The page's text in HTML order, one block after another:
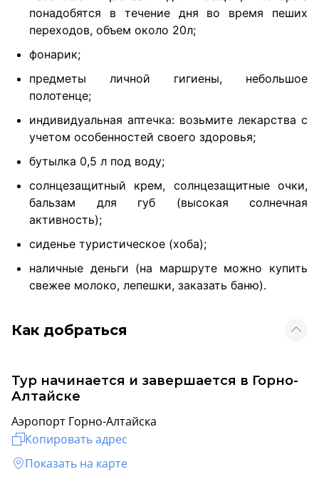
понадобятся в течение дня во время пеших
переходов, объем около 20л;
фонарик;
предметы личной гигиены, небольшое
полотенце;
индивидуальная аптечка: возьмите лекарства с
учетом особенностей своего здоровья;
бутылка 0,5 л под воду;
солнцезащитный крем, солнцезащитные очки,
бальзам для губ (высокая солнечная
активность);
сиденье туристическое (хоба);
наличные деньги (на маршруте можно купить
свежее молоко, лепешки, заказать баню).
Как добраться
Тур начинается и завершается в Горно-
Алтайске
Аэропорт Горно-Алтайска
Копировать адрес
Показать на карте